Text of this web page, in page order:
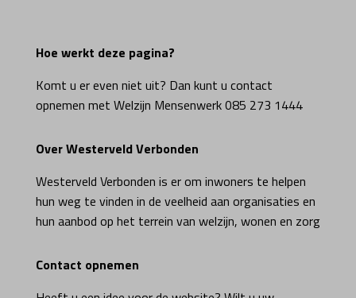
Hoe werkt deze pagina?
Komt u er even niet uit? Dan kunt u contact
opnemen met Welzijn Mensenwerk 085 273 1444
Over Westerveld Verbonden
Westerveld Verbonden is er om inwoners te helpen
hun weg te vinden in de veelheid aan organisaties en
hun aanbod op het terrein van welzijn, wonen en zorg
Contact opnemen